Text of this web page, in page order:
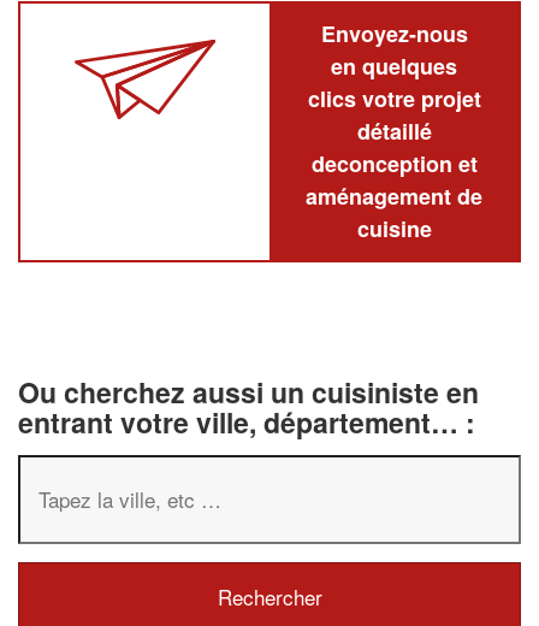
Envoyez-nous
en quelques
clics votre projet
détaillé
deconception et
aménagement de
cuisine
Ou cherchez aussi un cuisiniste en
entrant votre ville, département… :